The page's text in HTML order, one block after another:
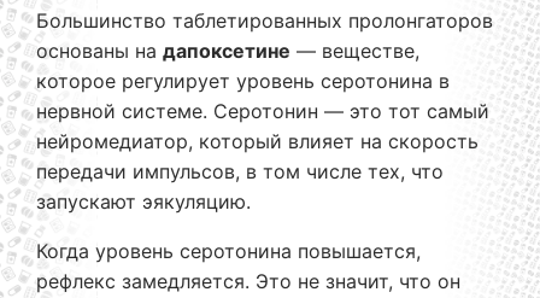
Большинство таблетированных пролонгаторов
основаны на дапоксетине — веществе,
которое регулирует уровень серотонина в
нервной системе. Серотонин — это тот самый
нейромедиатор, который влияет на скорость
передачи импульсов, в том числе тех, что
запускают эякуляцию.
Когда уровень серотонина повышается,
рефлекс замедляется. Это не значит, что он